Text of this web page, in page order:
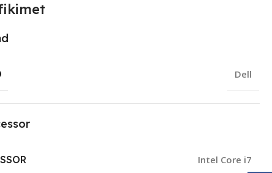
Dell
Intel Core i7